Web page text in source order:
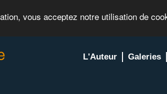
vous acceptez notre utilisation de
L'Auteur Galeries